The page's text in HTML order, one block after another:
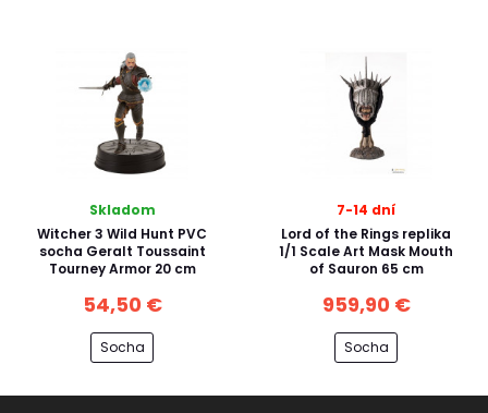
Skladom
Witcher 3 Wild Hunt PVC
socha Geralt Toussaint
Tourney Armor 20 cm
54,50 €
Socha
7-14 dní
Lord of the Rings replika
1/1 Scale Art Mask Mouth
of Sauron 65 cm
959,90 €
Socha